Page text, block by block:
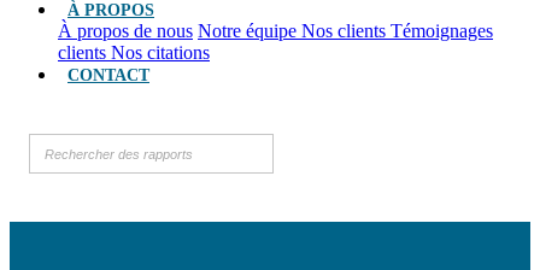
À PROPOS
À propos de nous Notre équipe Nos clients Témoignages
clients Nos citations
CONTACT